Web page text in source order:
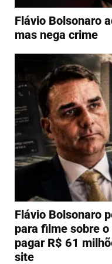
Flávio Bolsonaro
mas nega crime
Flávio Bolsonaro
para filme sobre
pagar R$ 61
site